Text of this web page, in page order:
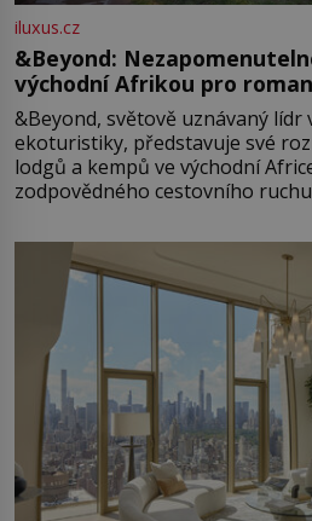
iluxus.cz
&Beyond:
východní Afrikou pro
&Beyond, světově uznávaný
ekoturistiky, představuje své
lodgů a kempů ve východní
zodpovědného cestovního